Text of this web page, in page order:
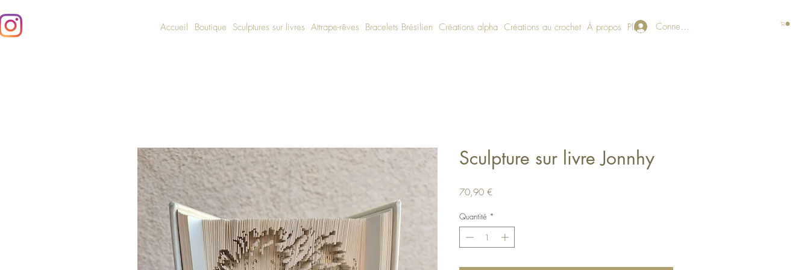
Accueil Boutique Sculptures sur livres Attrape-rêves Bracelets Brésilien Créations alpha Créations au crochet À propos Plus Connexion
Sculpture sur livre Jonnhy
70,90 €Prix
Quantité *